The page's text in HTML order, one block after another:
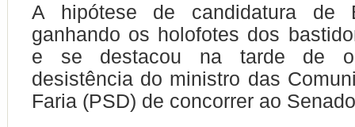
A hipótese de candidatura de
ganhando os holofotes dos
e se destacou na tarde de
desistência do ministro das
Faria (PSD) de concorrer ao